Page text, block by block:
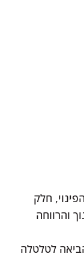
חלק
והרווחה
באוקטובר הביאה לטלטלה